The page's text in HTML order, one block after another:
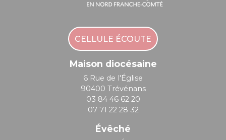
CELLULE ÉCOUTE
Maison diocésaine
6 Rue de l'Église
90400 Trévénans
03 84 46 62 20
07 71 22 28 32
Évêché